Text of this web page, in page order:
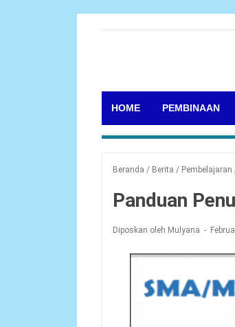
HOME PEMBINAAN
Beranda / Berita / Pembelajaran
Panduan
Diposkan oleh Mulyana